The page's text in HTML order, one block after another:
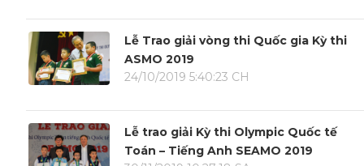
Lễ Trao giải vòng thi Quốc gia Kỳ thi
ASMO 2019
24/10/2019 5:40:23 CH
Lễ trao giải Kỳ thi Olympic Quốc tế
Toán – Tiếng Anh SEAMO 2019